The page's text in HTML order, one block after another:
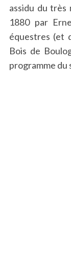
assidu du très
1880 par
équestres (et
Bois de
programme du